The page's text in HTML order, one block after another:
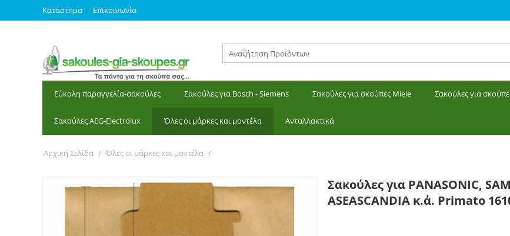
Κατάστημα Επικοινωνία
Εύκολη παραγγελία-σακούλες Σακούλες για Bosch - Siemens Σακούλες για σκούπες Miele Σακούλες για
Σακούλες AEG-Electrolux Όλες οι μάρκες και μοντέλα Ανταλλακτικά
Αρχική Σελίδα / Όλες οι μάρκες και μοντέλα /
Σακούλες για PANASONIC,
ASEASCANDIA κ.ά. Primato